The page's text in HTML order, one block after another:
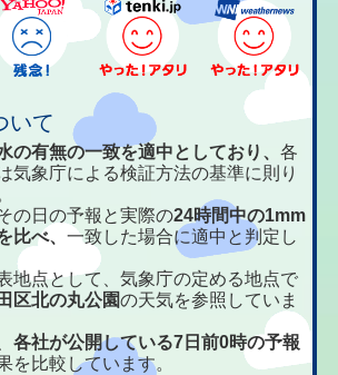
いて
の有無の一致を適中としており、各
気象庁による検証方法の基準に則り
の日の予報と実際の24時間中の1mm
比べ、一致した場合に適中と判定し
地点として、気象庁の定める地点で
区北の丸公園の天気を参照していま
各社が公開している7日前0時の予報
を比較しています。